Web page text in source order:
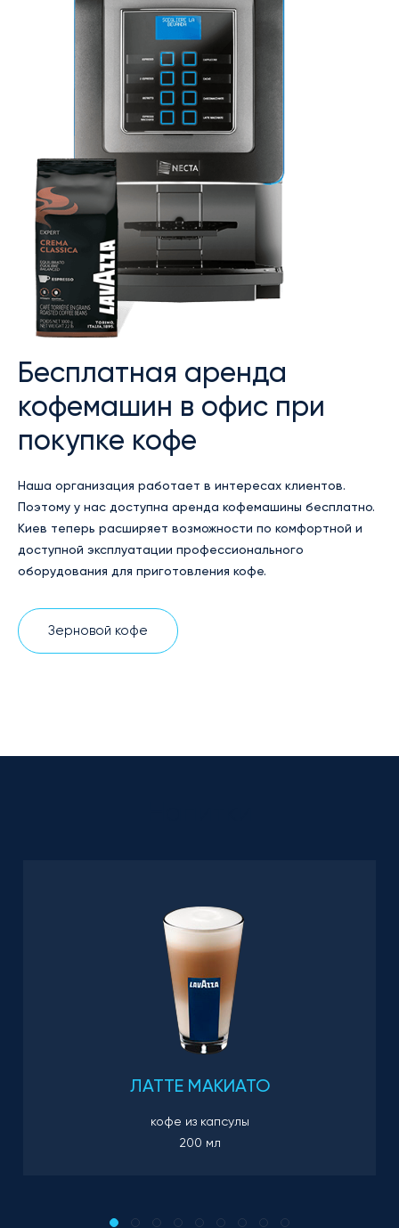
Бесплатная аренда
кофемашин в офис при
покупке кофе
Наша организация работает в интересах клиентов.
Поэтому у нас доступна аренда кофемашины бесплатно.
Киев теперь расширяет возможности по комфортной и
доступной эксплуатации профессионального
оборудования для приготовления кофе.
Зерновой кофе
ЛАТТЕ МАКИАТО
кофе из капсулы
200 мл